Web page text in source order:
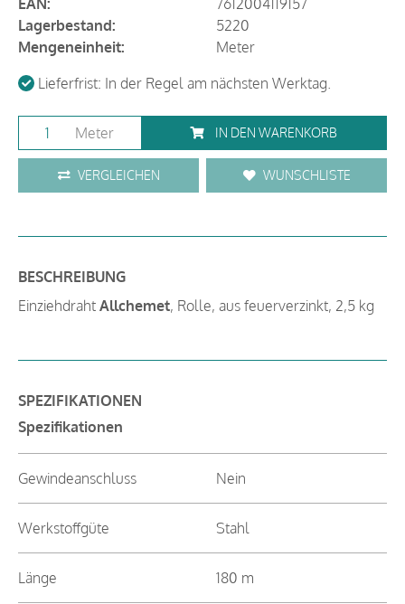
EAN:
7612004119157
Lagerbestand:
5220
Mengeneinheit:
Meter
Lieferfrist: In der Regel am nächsten Werktag.
Meter IN DEN WARENKORB
VERGLEICHEN WUNSCHLISTE
BESCHREIBUNG
Einziehdraht Allchemet, Rolle, aus feuerverzinkt, 2,5 kg
SPEZIFIKATIONEN
Spezifikationen
Gewindeanschluss Nein
Werkstoffgüte Stahl
Länge 180 m